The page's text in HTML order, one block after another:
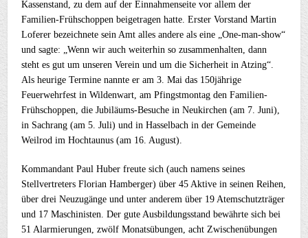
Kassenstand, zu dem auf der Einnahmenseite vor allem der
Familien-Frühschoppen beigetragen hatte. Erster Vorstand Martin
Loferer bezeichnete sein Amt alles andere als eine „One-man-show“
und sagte: „Wenn wir auch weiterhin so zusammenhalten, dann
steht es gut um unseren Verein und um die Sicherheit in Atzing“.
Als heurige Termine nannte er am 3. Mai das 150jährige
Feuerwehrfest in Wildenwart, am Pfingstmontag den Familien-
Frühschoppen, die Jubiläums-Besuche in Neukirchen (am 7. Juni),
in Sachrang (am 5. Juli) und in Hasselbach in der Gemeinde
Weilrod im Hochtaunus (am 16. August).
Kommandant Paul Huber freute sich (auch namens seines
Stellvertreters Florian Hamberger) über 45 Aktive in seinen Reihen,
über drei Neuzugänge und unter anderem über 19 Atemschutzträger
und 17 Maschinisten. Der gute Ausbildungsstand bewährte sich bei
51 Alarmierungen, zwölf Monatsübungen, acht Zwischenübungen